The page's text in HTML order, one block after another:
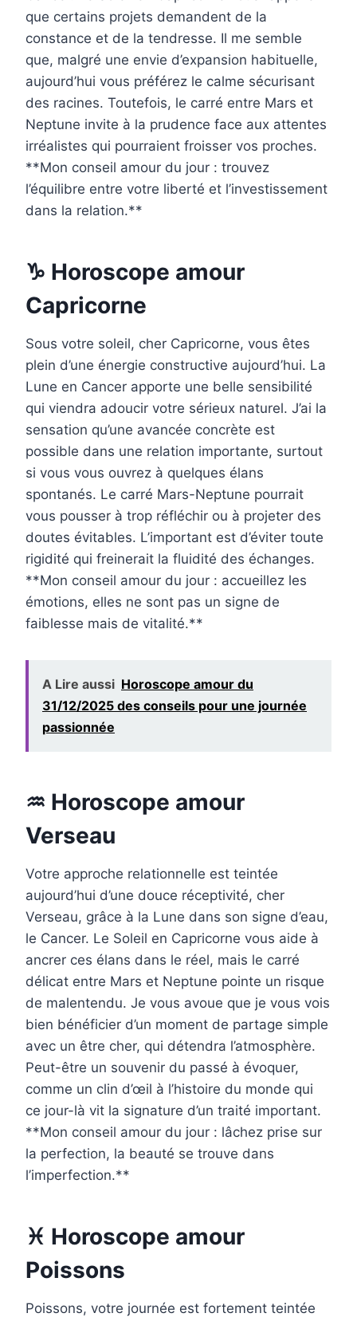
que certains projets demandent de la
constance et de la tendresse. Il me semble
que, malgré une envie d’expansion habituelle,
aujourd’hui vous préférez le calme sécurisant
des racines. Toutefois, le carré entre Mars et
Neptune invite à la prudence face aux attentes
irréalistes qui pourraient froisser vos proches.
**Mon conseil amour du jour : trouvez
l’équilibre entre votre liberté et l’investissement
dans la relation.**
♑ Horoscope amour
Capricorne
Sous votre soleil, cher Capricorne, vous êtes
plein d’une énergie constructive aujourd’hui. La
Lune en Cancer apporte une belle sensibilité
qui viendra adoucir votre sérieux naturel. J’ai la
sensation qu’une avancée concrète est
possible dans une relation importante, surtout
si vous vous ouvrez à quelques élans
spontanés. Le carré Mars-Neptune pourrait
vous pousser à trop réfléchir ou à projeter des
doutes évitables. L’important est d’éviter toute
rigidité qui freinerait la fluidité des échanges.
**Mon conseil amour du jour : accueillez les
émotions, elles ne sont pas un signe de
faiblesse mais de vitalité.**
A Lire aussi Horoscope amour du
31/12/2025 des conseils pour une journée
passionnée
♒ Horoscope amour
Verseau
Votre approche relationnelle est teintée
aujourd’hui d’une douce réceptivité, cher
Verseau, grâce à la Lune dans son signe d’eau,
le Cancer. Le Soleil en Capricorne vous aide à
ancrer ces élans dans le réel, mais le carré
délicat entre Mars et Neptune pointe un risque
de malentendu. Je vous avoue que je vous vois
bien bénéficier d’un moment de partage simple
avec un être cher, qui détendra l’atmosphère.
Peut-être un souvenir du passé à évoquer,
comme un clin d’œil à l’histoire du monde qui
ce jour-là vit la signature d’un traité important.
**Mon conseil amour du jour : lâchez prise sur
la perfection, la beauté se trouve dans
l’imperfection.**
♓ Horoscope amour
Poissons
Poissons, votre journée est fortement teintée